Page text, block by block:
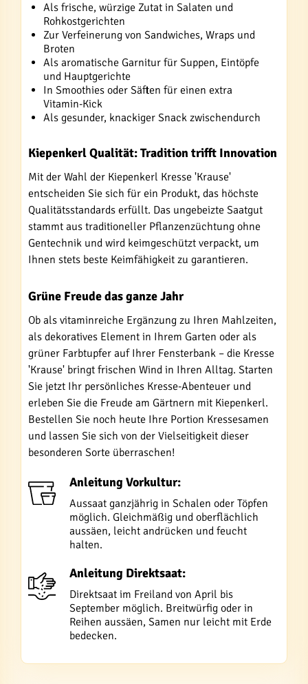
Als frische, würzige Zutat in Salaten und
Rohkostgerichten
Zur Verfeinerung von Sandwiches, Wraps und
Broten
Als aromatische Garnitur für Suppen, Eintöpfe
und Hauptgerichte
In Smoothies oder Säften für einen extra
Vitamin-Kick
Als gesunder, knackiger Snack zwischendurch
Kiepenkerl Qualität: Tradition trifft Innovation
Mit der Wahl der Kiepenkerl Kresse 'Krause'
entscheiden Sie sich für ein Produkt, das höchste
Qualitätsstandards erfüllt. Das ungebeizte Saatgut
stammt aus traditioneller Pflanzenzüchtung ohne
Gentechnik und wird keimgeschützt verpackt, um
Ihnen stets beste Keimfähigkeit zu garantieren.
Grüne Freude das ganze Jahr
Ob als vitaminreiche Ergänzung zu Ihren Mahlzeiten,
als dekoratives Element in Ihrem Garten oder als
grüner Farbtupfer auf Ihrer Fensterbank – die Kresse
'Krause' bringt frischen Wind in Ihren Alltag. Starten
Sie jetzt Ihr persönliches Kresse-Abenteuer und
erleben Sie die Freude am Gärtnern mit Kiepenkerl.
Bestellen Sie noch heute Ihre Portion Kressesamen
und lassen Sie sich von der Vielseitigkeit dieser
besonderen Sorte überraschen!
Anleitung Vorkultur:
Aussaat ganzjährig in Schalen oder Töpfen
möglich. Gleichmäßig und oberflächlich
aussäen, leicht andrücken und feucht
halten.
Anleitung Direktsaat:
Direktsaat im Freiland von April bis
September möglich. Breitwürfig oder in
Reihen aussäen, Samen nur leicht mit Erde
bedecken.